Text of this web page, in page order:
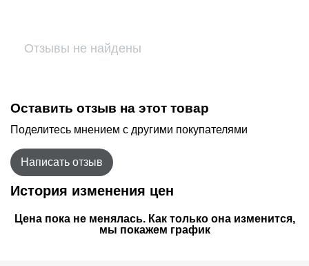
Отзывы не найдены
Оставить отзыв на этот товар
Поделитесь мнением с другими покупателями
Написать отзыв
История изменения цен
Цена пока не менялась. Как только она изменится,
мы покажем график